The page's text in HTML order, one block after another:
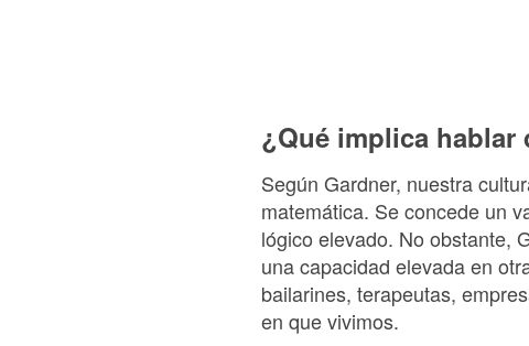
¿Qué implica
Según Gardner, nuestra
matemática. Se concede un
lógico elevado. No obstante,
una capacidad elevada en
bailarines, terapeutas,
en que vivimos.